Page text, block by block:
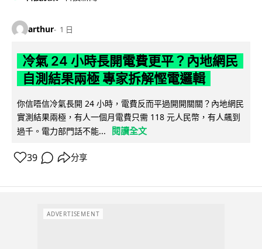
arthur 1 日
冷氣 24 小時長開電費更平？內地網民
自測結果兩極 專家拆解慳電邏輯
你信唔信冷氣長開 24 小時，電費反而平過開開關關？內地網民
實測結果兩極，有人一個月電費只需 118 元人民幣，有人飆到
過千。電力部門話不能...
閱讀全文
39 分享
ADVERTISEMENT